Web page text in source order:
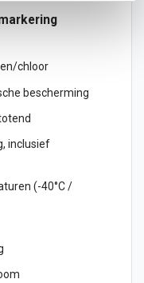
chloor
bescherming
inclusief
(-40°C /